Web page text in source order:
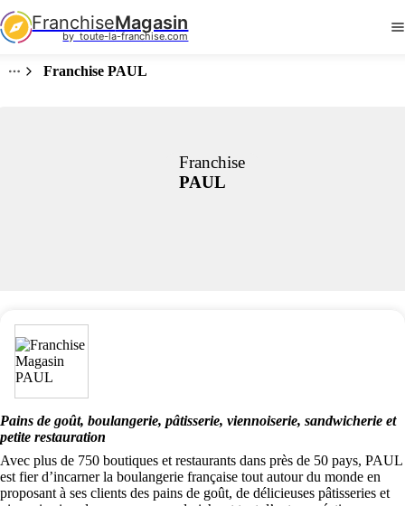
FranchiseMagasin
by  toute-la-franchise.com
Franchise PAUL
Franchise
PAUL
Pains de goût, boulangerie, pâtisserie, viennoiserie, sandwicherie et
petite restauration
Avec plus de 750 boutiques et restaurants dans près de 50 pays, PAUL
est fier d’incarner la boulangerie française tout autour du monde en
proposant à ses clients des pains de goût, de délicieuses pâtisseries et